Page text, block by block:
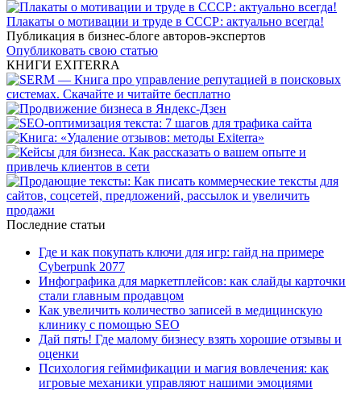
Плакаты о мотивации и труде в СССР: актуально всегда!
Публикация в бизнес-блоге авторов-экспертов
Опубликовать свою статью
КНИГИ EXITERRA
Последние статьи
Где и как покупать ключи для игр: гайд на примере
Cyberpunk 2077
Инфографика для маркетплейсов: как слайды карточки
стали главным продавцом
Как увеличить количество записей в медицинскую
клинику с помощью SEO
Дай пять! Где малому бизнесу взять хорошие отзывы и
оценки
Психология геймификации и магия вовлечения: как
игровые механики управляют нашими эмоциями